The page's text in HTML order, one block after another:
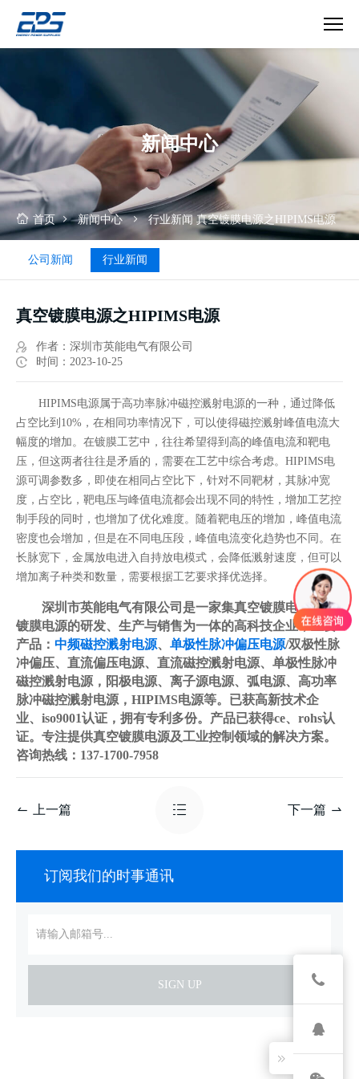
镀
电
源
之
HIPIMS
电
新闻中心
首页 新闻中心 行业新闻 真空镀膜电源之HIPIMS电源
公司新闻 行业新闻
真空镀膜电源之HIPIMS电源
作者：深圳市英能电气有限公司
时间：2023-10-25
HIPIMS电源属于高功率脉冲磁控溅射电源的一种，通过降低
占空比到10%，在相同功率情况下，可以使得磁控溅射峰值电流大
幅度的增加。在镀膜工艺中，往往希望得到高的峰值电流和靶电
压，但这两者往往是矛盾的，需要在工艺中综合考虑。HIPIMS电
源可调参数多，即使在相同占空比下，针对不同靶材，其脉冲宽
度，占空比，靶电压与峰值电流都会出现不同的特性，增加工艺控
制手段的同时，也增加了优化难度。随着靶电压的增加，峰值电流
密度也会增加，但是在不同电压段，峰值电流变化趋势也不同。在
长脉宽下，金属放电进入自持放电模式，会降低溅射速度，但可以
增加离子种类和数量，需要根据工艺要求择优选择。
深圳市英能电气有限公司是一家集真空镀膜电源/PVD
镀膜电源的研发、生产与销售为一体的高科技企业，主要
产品： 中频磁控溅射电源、 单极性脉冲偏压电源/双极性脉
冲偏压、直流偏压电源、直流磁控溅射电源、单极性脉冲
磁控溅射电源，阳极电源、离子源电源、弧电源、高功率
脉冲磁控溅射电源，HIPIMS电源等。已获高新技术企
业、iso9001认证，拥有专利多份。产品已获得ce、rohs认
证。专注提供真空镀膜电源及工业控制领域的解决方案。
咨询热线：137-1700-7958
上一篇 下一篇
订阅我们的时事通讯
SIGN UP